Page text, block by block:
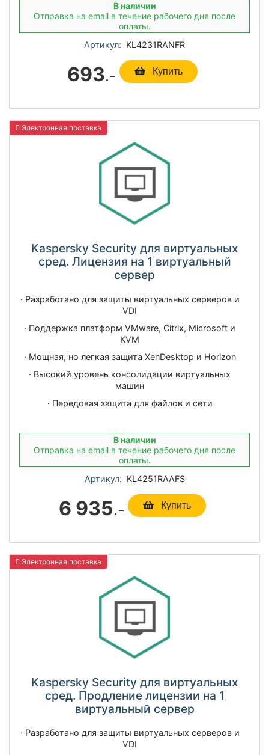
В наличии
Отправка на email в течение рабочего дня после
оплаты.
Артикул: KL4231RANFR
693.- Купить
Электронная поставка
Kaspersky Security для виртуальных
сред. Лицензия на 1 виртуальный
сервер
· Разработано для защиты виртуальных серверов и
VDI
· Поддержка платформ VMware, Citrix, Microsoft и
KVM
· Мощная, но легкая защита XenDesktop и Horizon
· Высокий уровень консолидации виртуальных
машин
· Передовая защита для файлов и сети
В наличии
Отправка на email в течение рабочего дня после
оплаты.
Артикул: KL4251RAAFS
6 935.- Купить
Электронная поставка
Kaspersky Security для виртуальных
сред. Продление лицензии на 1
виртуальный сервер
· Разработано для защиты виртуальных серверов и
VDI